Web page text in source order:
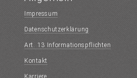
Impressum
Datenschutzerklärung
Art. 13 Informationspflichten
Kontakt